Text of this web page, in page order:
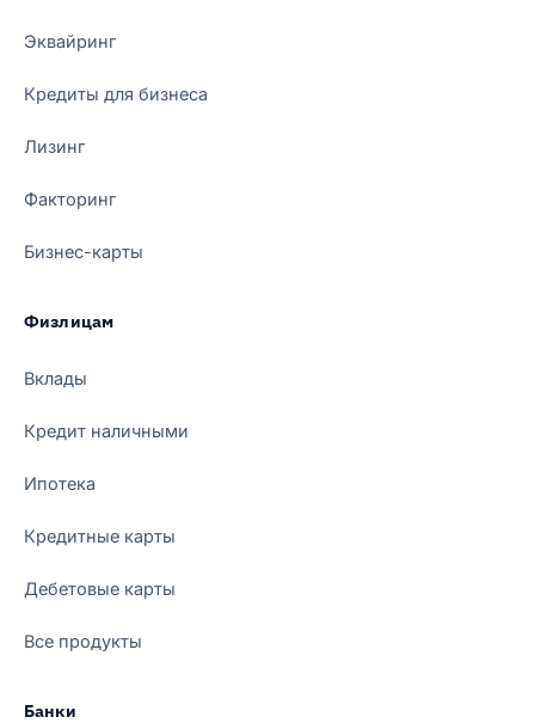
Эквайринг
Кредиты для бизнеса
Лизинг
Факторинг
Бизнес-карты
Физлицам
Вклады
Кредит наличными
Ипотека
Кредитные карты
Дебетовые карты
Все продукты
Банки